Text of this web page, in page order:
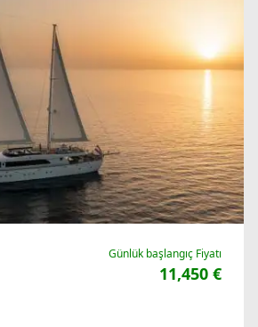
Günlük başlangıç Fiyatı
11,450 €